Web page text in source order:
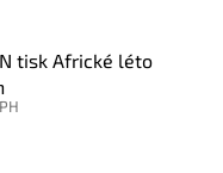
tisk Africké léto